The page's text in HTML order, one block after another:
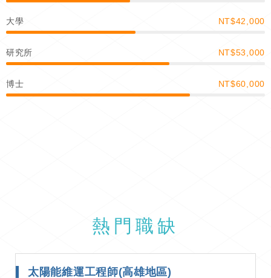
大學 NT$42,000
研究所 NT$53,000
博士 NT$60,000
熱門職缺
太陽能維運工程師(高雄地區)